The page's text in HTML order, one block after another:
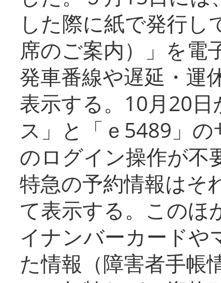
した際に紙で発行し
席のご案内）」を電
発車番線や遅延・運
表示する。10月20
ス」と「ｅ5489」
のログイン操作が不
特急の予約情報はそ
て表示する。このほ
イナンバーカードや
た情報（障害者手帳